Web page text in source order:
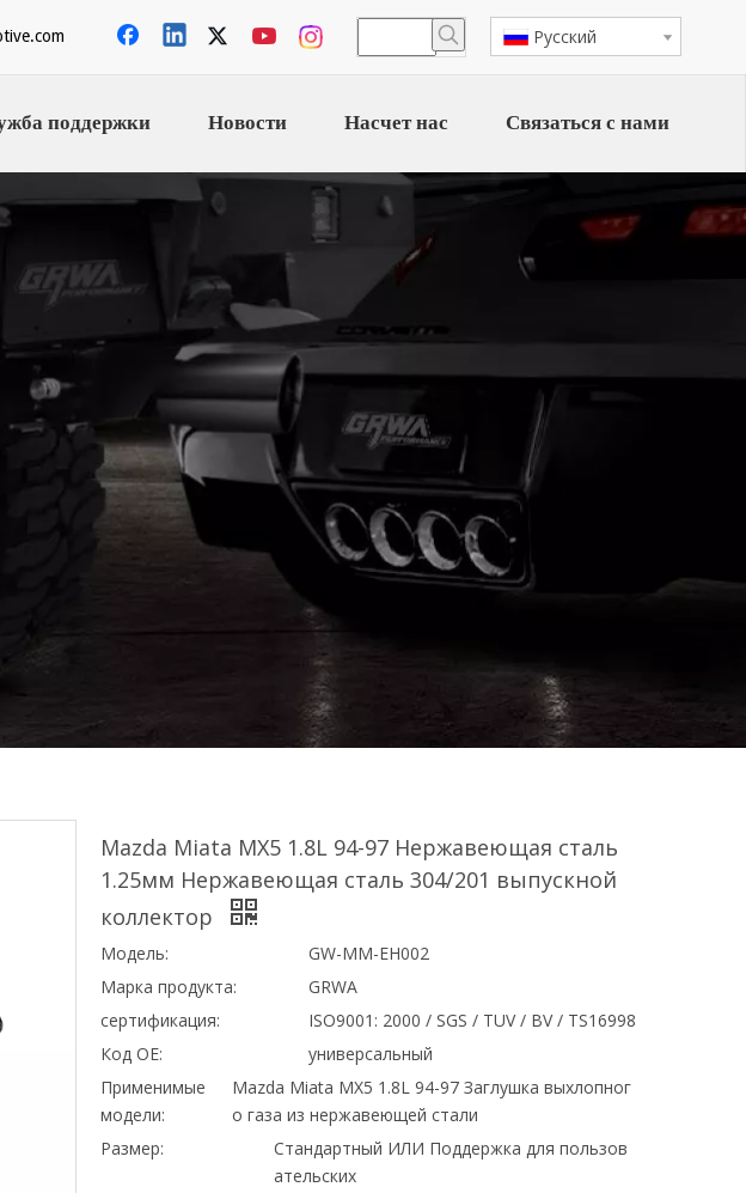
Pусский
поддержки Новости Насчет нас Связаться с нами
Mazda Miata MX5 1.8L 94-97 Нержавеющая сталь
1.25мм Нержавеющая сталь 304/201 выпускной
коллектор
Модель:
GW-MM-EH002
Марка продукта:
GRWA
сертификация:
ISO9001: 2000 / SGS / TUV / BV / TS16998
Код OE:
универсальный
Применимые
модели:
Mazda Miata MX5 1.8L 94-97 Заглушка выхлопног
о газа из нержавеющей стали
Размер:
Стандартный ИЛИ Поддержка для пользов
ательских